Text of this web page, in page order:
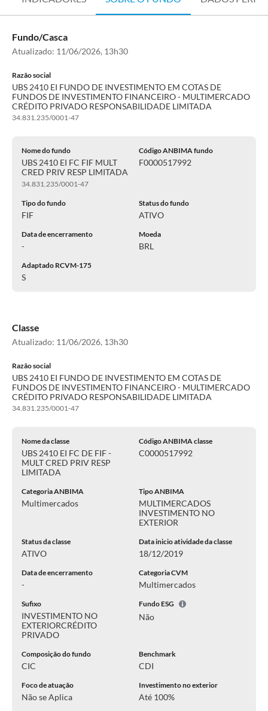
Fundo/Casca
Atualizado: 11/06/2026, 13h30
Razão social
UBS 2410 EI FUNDO DE INVESTIMENTO EM COTAS DE
FUNDOS DE INVESTIMENTO FINANCEIRO - MULTIMERCADO
CRÉDITO PRIVADO RESPONSABILIDADE LIMITADA
34.831.235/0001-47
Nome do fundo
UBS 2410 EI FC FIF MULT
CRED PRIV RESP LIMITADA
34.831.235/0001-47
Código ANBIMA fundo
F0000517992
Tipo do fundo
FIF
Status do fundo
ATIVO
Data de encerramento
-
Moeda
BRL
Adaptado RCVM-175
S
Classe
Atualizado: 11/06/2026, 13h30
Razão social
UBS 2410 EI FUNDO DE INVESTIMENTO EM COTAS DE
FUNDOS DE INVESTIMENTO FINANCEIRO - MULTIMERCADO
CRÉDITO PRIVADO RESPONSABILIDADE LIMITADA
34.831.235/0001-47
Nome da classe
UBS 2410 EI FC DE FIF -
MULT CRED PRIV RESP
LIMITADA
Código ANBIMA classe
C0000517992
Categoria ANBIMA
Multimercados
Tipo ANBIMA
MULTIMERCADOS
INVESTIMENTO NO
EXTERIOR
Status da classe
ATIVO
Data inicio atividade da classe
18/12/2019
Data de encerramento
-
Categoria CVM
Multimercados
Sufixo
INVESTIMENTO NO
EXTERIORCRÉDITO
PRIVADO
Fundo ESG
Não
Composição do fundo
CIC
Benchmark
CDI
Foco de atuação
Não se Aplica
Investimento no exterior
Até 100%